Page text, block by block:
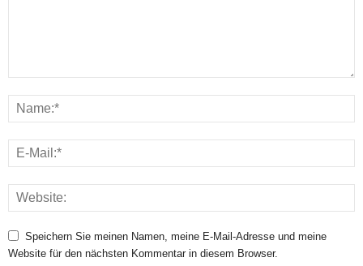
Speichern Sie meinen Namen, meine E-Mail-Adresse und meine
Website für den nächsten Kommentar in diesem Browser.